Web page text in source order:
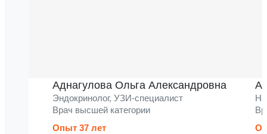
Аднагулова Ольга Александровна
Эндокринолог, УЗИ-специалист
Врач высшей категории
Опыт 37 лет